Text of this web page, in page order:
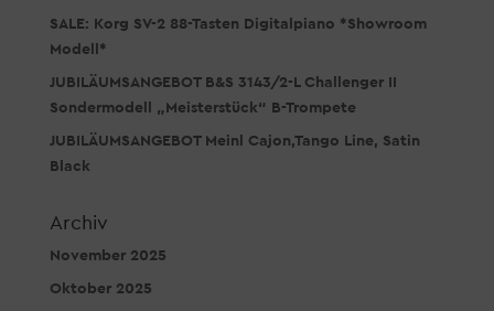
SALE: Korg SV-2 88-Tasten Digitalpiano *Showroom
Modell*
JUBILÄUMSANGEBOT B&S 3143/2-L Challenger II
Sondermodell „Meisterstück“ B-Trompete
JUBILÄUMSANGEBOT Meinl Cajon,Tango Line, Satin
Black
Archiv
November 2025
Oktober 2025